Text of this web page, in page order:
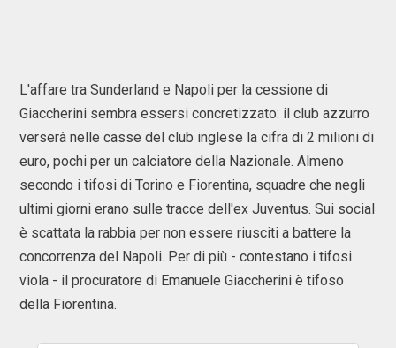
L'affare tra Sunderland e Napoli per la cessione di
Giaccherini sembra essersi concretizzato: il club azzurro
verserà nelle casse del club inglese la cifra di 2 milioni di
euro, pochi per un calciatore della Nazionale. Almeno
secondo i tifosi di Torino e Fiorentina, squadre che negli
ultimi giorni erano sulle tracce dell'ex Juventus. Sui social
è scattata la rabbia per non essere riusciti a battere la
concorrenza del Napoli. Per di più - contestano i tifosi
viola - il procuratore di Emanuele Giaccherini è tifoso
della Fiorentina.